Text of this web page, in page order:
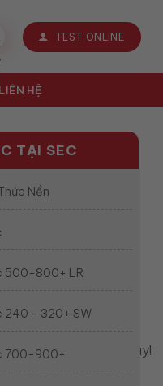
TEST ONLINE
LIÊN HỆ
nói ngay hôm nay!
TẠI SEC
Nền
500-800+ LR
240 - 320+ SW
700-900+